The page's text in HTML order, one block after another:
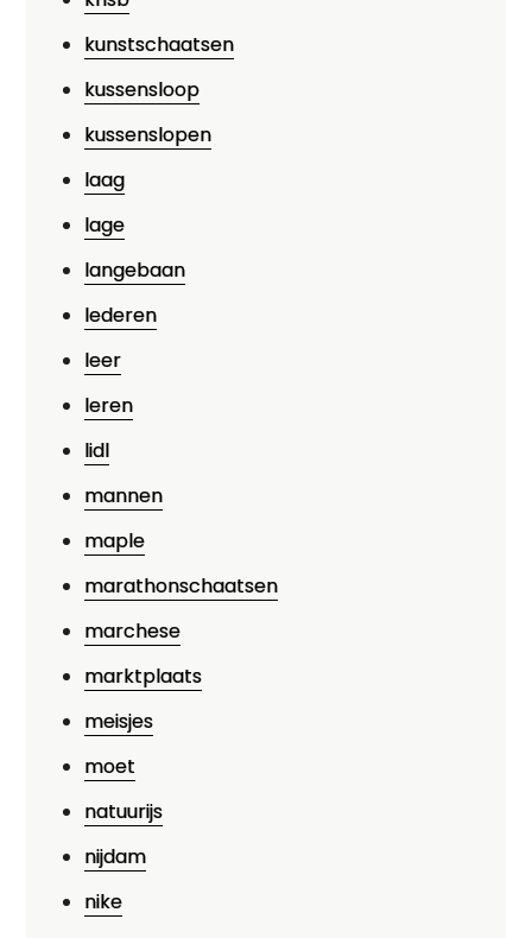
kunstschaatsen
kussensloop
kussenslopen
laag
lage
langebaan
lederen
leer
leren
lidl
mannen
maple
marathonschaatsen
marchese
marktplaats
meisjes
moet
natuurijs
nijdam
nike